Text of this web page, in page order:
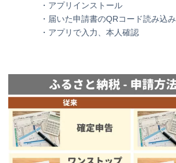
・アプリインストール
・届いた申請書のQRコード読み込み
・アプリで入力、本人確認